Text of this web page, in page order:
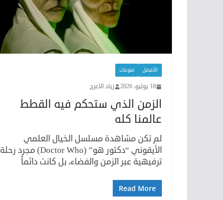
الأفضل منوعات
18 يوليو، 2026 زياد الأعرج
الزمن الذي ستحكم فيه القطط
عالمنا كله
لم تكن مشاهدة مسلسل الخيال العلمي
الأيقوني “دكتور هو” (Doctor Who) مجرد رحلة
ترفيهية عبر الزمن والفضاء، بل كانت دائماً
Read More